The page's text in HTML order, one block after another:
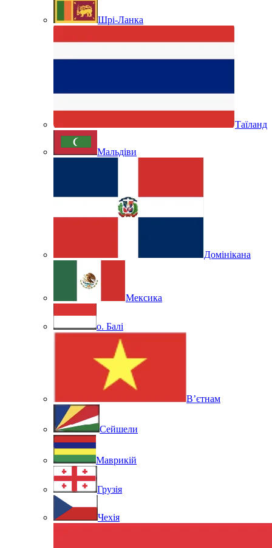
Шрі-Ланка
Таїланд
Мальдіви
Домінікана
Мексика
о. Балі
В’єтнам
Сейшели
Маврикій
Грузія
Чехія